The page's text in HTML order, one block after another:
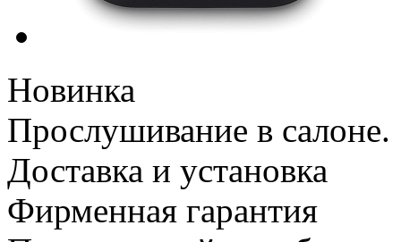
Новинка
Прослушивание в салоне.
Доставка и установка
Фирменная гарантия